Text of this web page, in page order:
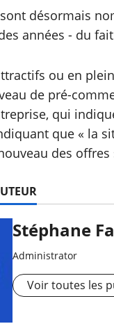
désormais
années - du
ou en
de pré-
qui
que « la
des offres
Stéphane
Administrator
Voir toutes les